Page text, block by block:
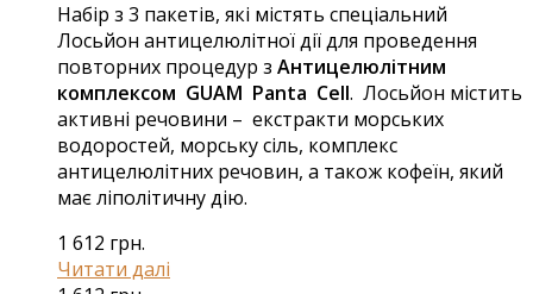
Набір з 3 пакетів, які містять спеціальний
Лосьйон антицелюлітної дії для проведення
повторних процедур з Антицелюлітним
комплексом GUAM Panta Cell. Лосьйон містить
активні речовини – екстракти морських
водоростей, морську сіль, комплекс
антицелюлітних речовин, а також кофеїн, який
має ліполітичну дію.
1 612 грн.
Читати далі